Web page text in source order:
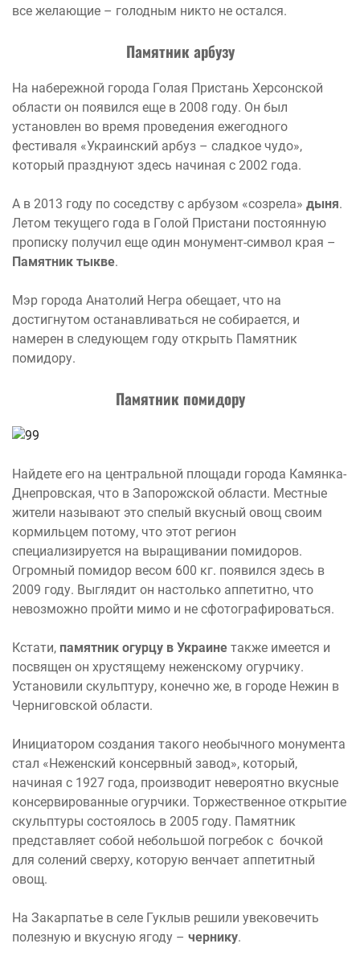
все желающие – голодным никто не остался.
Памятник арбузу
На набережной города Голая Пристань Херсонской
области он появился еще в 2008 году. Он был
установлен во время проведения ежегодного
фестиваля «Украинский арбуз – сладкое чудо»,
который празднуют здесь начиная с 2002 года.
А в 2013 году по соседству с арбузом «созрела» дыня.
Летом текущего года в Голой Пристани постоянную
прописку получил еще один монумент-символ края –
Памятник тыкве.
Мэр города Анатолий Негра обещает, что на
достигнутом останавливаться не собирается, и
намерен в следующем году открыть Памятник
помидору.
Памятник помидору
Найдете его на центральной площади города Камянка-
Днепровская, что в Запорожской области. Местные
жители называют это спелый вкусный овощ своим
кормильцем потому, что этот регион
специализируется на выращивании помидоров.
Огромный помидор весом 600 кг. появился здесь в
2009 году. Выглядит он настолько аппетитно, что
невозможно пройти мимо и не сфотографироваться.
Кстати, памятник огурцу в Украине также имеется и
посвящен он хрустящему неженскому огурчику.
Установили скульптуру, конечно же, в городе Нежин в
Черниговской области.
Инициатором создания такого необычного монумента
стал «Неженский консервный завод», который,
начиная с 1927 года, производит невероятно вкусные
консервированные огурчики. Торжественное открытие
скульптуры состоялось в 2005 году. Памятник
представляет собой небольшой погребок с бочкой
для солений сверху, которую венчает аппетитный
овощ.
На Закарпатье в селе Гуклыв решили увековечить
полезную и вкусную ягоду – чернику.